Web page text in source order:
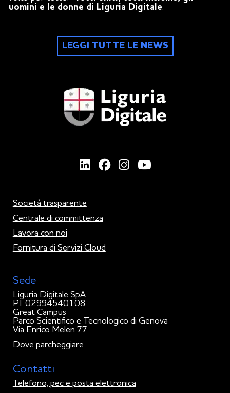
uomini e le donne di Liguria Digitale
LEGGI TUTTE LE NEWS
Sede
Liguria Digitale SpA
P.I. 02994540108
Great Campus
Parco Scientifico e Tecnologico di Genova
Via Enrico Melen 77
Dove parcheggiare
Contatti
Telefono, pec e posta elettronica
Società trasparente
Centrale di committenza
Lavora con noi
Fornitura di Servizi Cloud